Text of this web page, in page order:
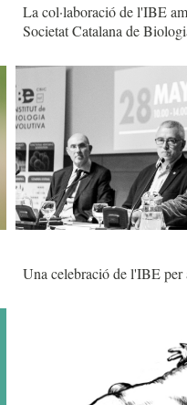
La col·laboració de l'IBE
Societat Catalana de
Una celebració de l'IBE per